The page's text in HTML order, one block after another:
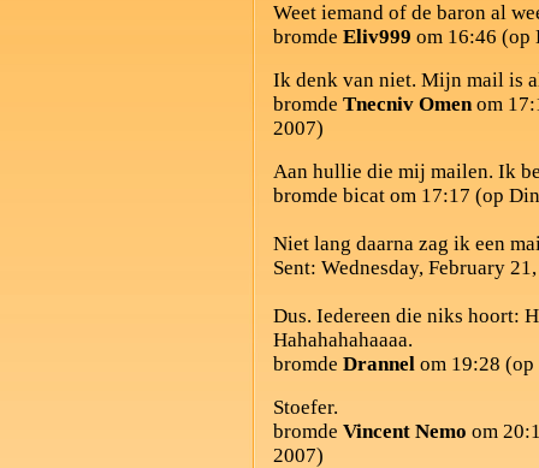
Weet iemand of de baron al
bromde Eliv999 om 16:46 (op
Ik denk van niet. Mijn mail is
bromde Tnecniv Omenom
2007)
Aan hullie die mij mailen. Ik
bromde bicat om 17:17 (op
Niet lang daarna zag ik een
Sent: Wednesday, February
Dus. Iedereen die niks hoort:
Hahahahahaaaa.
bromde Drannel om 19:28
Stoefer.
bromde Vincent Nemo om
2007)